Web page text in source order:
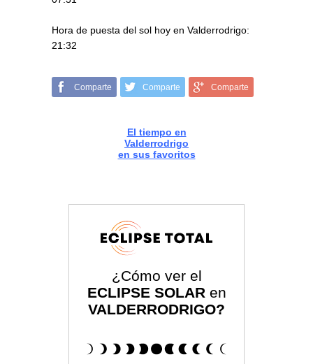
Hora de puesta del sol hoy en Valderrodrigo:
21:32
Comparte Comparte Comparte
El tiempo en
Valderrodrigo
en sus favoritos
¿Cómo ver el
ECLIPSE SOLAR en
VALDERRODRIGO?